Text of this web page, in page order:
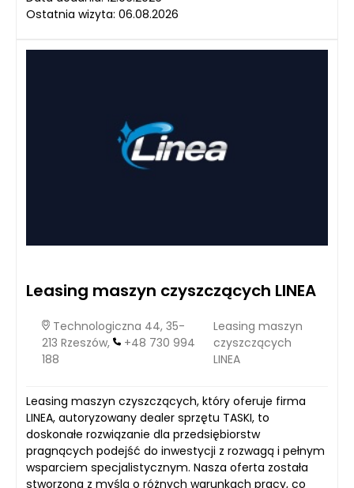
Ostatnia wizyta: 06.08.2026
Leasing maszyn czyszczących LINEA
Technologiczna 44, 35-
213 Rzeszów,
+48 730 994
188
Leasing maszyn
czyszczących
LINEA
Leasing maszyn czyszczących, który oferuje firma
LINEA, autoryzowany dealer sprzętu TASKI, to
doskonałe rozwiązanie dla przedsiębiorstw
pragnących podejść do inwestycji z rozwagą i pełnym
wsparciem specjalistycznym. Nasza oferta została
stworzona z myślą o różnych warunkach pracy, co